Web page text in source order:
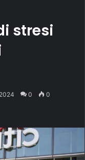
stresi
0 0